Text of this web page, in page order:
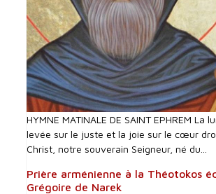
HYMNE MATINALE DE SAINT EPHREM La
levée sur le juste et la joie sur le cœur
Christ, notre souverain Seigneur, né du...
Prière arménienne à la Théotokos
Grégoire de Narek